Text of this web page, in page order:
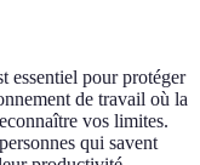
essentiel pour protéger
de travail où la
vos limites.
qui savent